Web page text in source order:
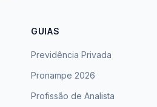
GUIAS
Previdência Privada
Pronampe 2026
Profissão de Analista